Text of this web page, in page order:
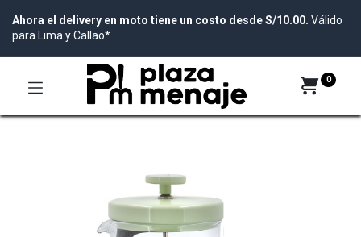
Ahora el delivery en moto tiene un costo desde S/10.00. Válido
para Lima y Callao*
0